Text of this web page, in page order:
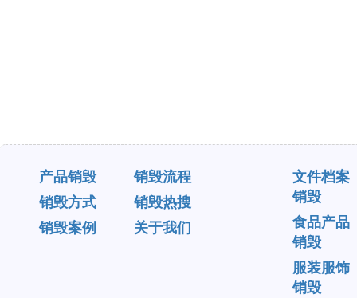
产品销毁
销毁流程
销毁方式
销毁热搜
销毁案例
关于我们
文件档案
销毁
食品产品
销毁
服装服饰
销毁